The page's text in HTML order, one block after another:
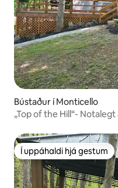
Bústaður í Monticello
„Top of the Hill“-
Í uppáhaldi hjá gestum
Í uppáhaldi hjá gestum